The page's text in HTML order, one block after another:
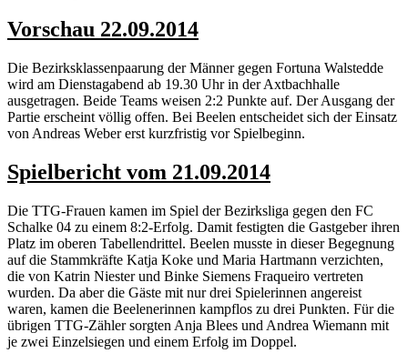
Vorschau 22.09.2014
Die Bezirksklassenpaarung der Männer gegen Fortuna Walstedde
wird am Dienstagabend ab 19.30 Uhr in der Axtbachhalle
ausgetragen. Beide Teams weisen 2:2 Punkte auf. Der Ausgang der
Partie erscheint völlig offen. Bei Beelen entscheidet sich der Einsatz
von Andreas Weber erst kurzfristig vor Spielbeginn.
Spielbericht vom 21.09.2014
Die TTG-Frauen kamen im Spiel der Bezirksliga gegen den FC
Schalke 04 zu einem 8:2-Erfolg. Damit festigten die Gastgeber ihren
Platz im oberen Tabellendrittel. Beelen musste in dieser Begegnung
auf die Stammkräfte Katja Koke und Maria Hartmann verzichten,
die von Katrin Niester und Binke Siemens Fraqueiro vertreten
wurden. Da aber die Gäste mit nur drei Spielerinnen angereist
waren, kamen die Beelenerinnen kampflos zu drei Punkten. Für die
übrigen TTG-Zähler sorgten Anja Blees und Andrea Wiemann mit
je zwei Einzelsiegen und einem Erfolg im Doppel.